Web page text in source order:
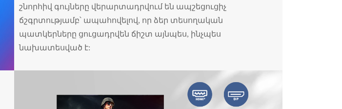
շնորհիվ գույները վերարտադրվում են ապշեցուցիչ
ճշգրտությամբ՝ ապահովելով, որ ձեր տեսողական
պատկերները ցուցադրվեն ճիշտ այնպես, ինչպես
նախատեսված է: